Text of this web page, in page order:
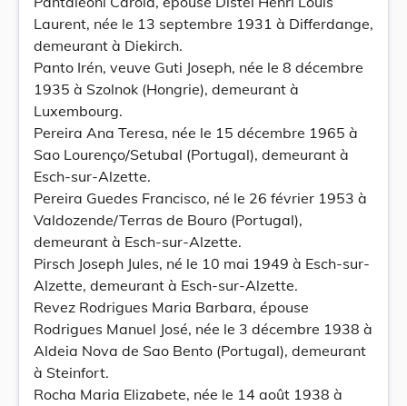
Laurent, née le 13 septembre 1931 à Differdange,
demeurant à Diekirch.
Panto Irén, veuve Guti Joseph, née le 8 décembre
1935 à Szolnok (Hongrie), demeurant à
Luxembourg.
Pereira Ana Teresa, née le 15 décembre 1965 à
Sao Lourenço/Setubal (Portugal), demeurant à
Esch-sur-Alzette.
Pereira Guedes Francisco, né le 26 février 1953 à
Valdozende/Terras de Bouro (Portugal),
demeurant à Esch-sur-Alzette.
Pirsch Joseph Jules, né le 10 mai 1949 à Esch-sur-
Alzette, demeurant à Esch-sur-Alzette.
Revez Rodrigues Maria Barbara, épouse
Rodrigues Manuel José, née le 3 décembre 1938 à
Aldeia Nova de Sao Bento (Portugal), demeurant
à Steinfort.
Rocha Maria Elizabete, née le 14 août 1938 à